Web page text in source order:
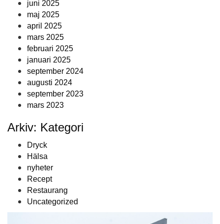
juni 2025
maj 2025
april 2025
mars 2025
februari 2025
januari 2025
september 2024
augusti 2024
september 2023
mars 2023
Arkiv: Kategori
Dryck
Hälsa
nyheter
Recept
Restaurang
Uncategorized